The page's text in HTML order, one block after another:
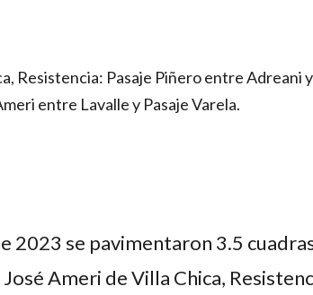
Resistencia: Pasaje Piñero entre
entre Lavalle y Pasaje Varela.
2023 se pavimentaron 3.5
José Ameri de Villa Chica,